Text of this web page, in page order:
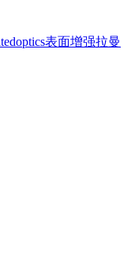
表面增强拉曼